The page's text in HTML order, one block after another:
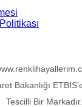
Bakanlığı ETBİS’e
Tescilli Bir Markadır.